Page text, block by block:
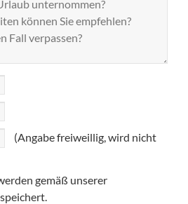
(Angabe freiweillig, wird nicht
gemäß unserer